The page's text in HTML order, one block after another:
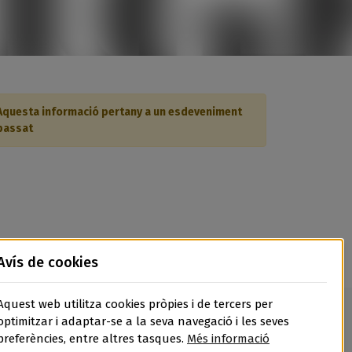
informació pertany a un esdeveniment
de cookies
web utilitza cookies pròpies i de tercers per
i adaptar-se a la seva navegació i les seves
entre altres tasques. Més informació